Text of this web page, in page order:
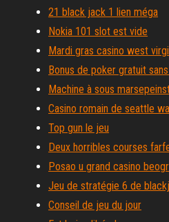
21 black jack 1 lien méga
Nokia 101 slot est vide
Mardi gras casino west
Bonus de poker gratuit
Machine à sous
Casino romain de seattle
Top gun le jeu
Deux horribles courses
Posao u grand casino
Jeu de stratégie 6 de
Conseil de jeu du jour